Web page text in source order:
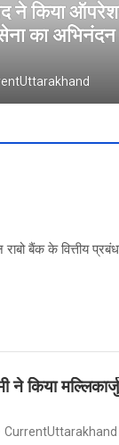
ने किया
का अभिनंदन
बैंक के वित्तीय
ने किया
CurrentUttarakhand